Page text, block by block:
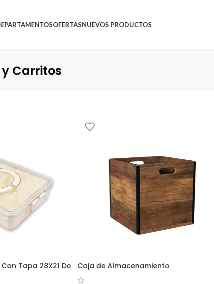
OFERTASNUEVOS PRODUCTOS
Carritos
Tapa 28X21 De
Caja de Almacenamiento